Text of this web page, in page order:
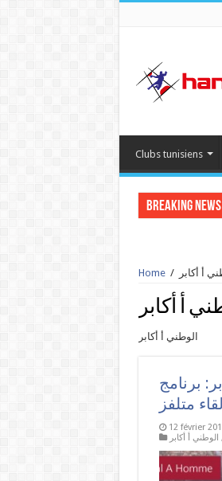
Clubs tunisiens
Breaking News
Home / أ أكابر
أ أكابر
الوطني أ أكابر
برنامج
متلفز
12 février
, الوطني أ أكابر